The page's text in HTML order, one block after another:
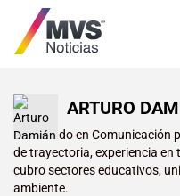
ARTURO
Licenciado en Comunicación
de trayectoria, experiencia
cubro sectores educativos,
ambiente.